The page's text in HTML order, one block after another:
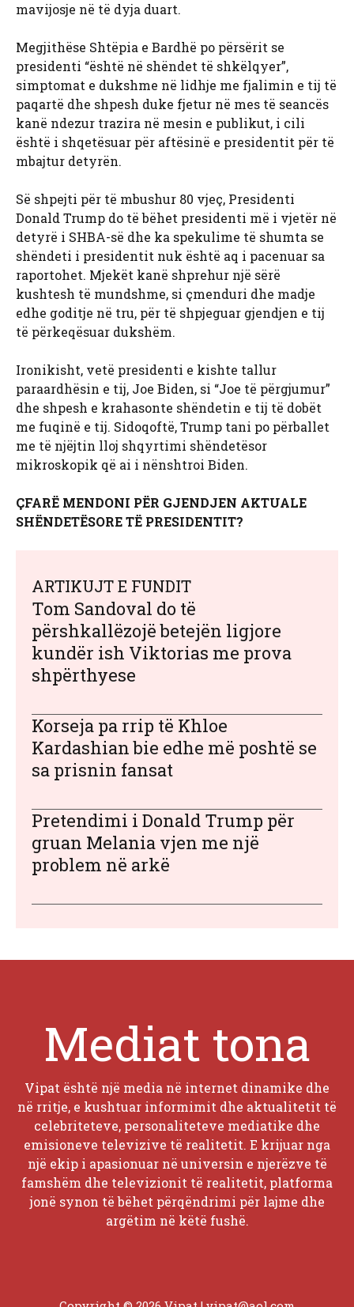
mavijosje në të dyja duart.
Megjithëse Shtëpia e Bardhë po përsërit se
presidenti “është në shëndet të shkëlqyer”,
simptomat e dukshme në lidhje me fjalimin e tij të
paqartë dhe shpesh duke fjetur në mes të seancës
kanë ndezur trazira në mesin e publikut, i cili
është i shqetësuar për aftësinë e presidentit për të
mbajtur detyrën.
Së shpejti për të mbushur 80 vjeç, Presidenti
Donald Trump do të bëhet presidenti më i vjetër në
detyrë i SHBA-së dhe ka spekulime të shumta se
shëndeti i presidentit nuk është aq i pacenuar sa
raportohet. Mjekët kanë shprehur një sërë
kushtesh të mundshme, si çmenduri dhe madje
edhe goditje në tru, për të shpjeguar gjendjen e tij
të përkeqësuar dukshëm.
Ironikisht, vetë presidenti e kishte tallur
paraardhësin e tij, Joe Biden, si “Joe të përgjumur”
dhe shpesh e krahasonte shëndetin e tij të dobët
me fuqinë e tij. Sidoqoftë, Trump tani po përballet
me të njëjtin lloj shqyrtimi shëndetësor
mikroskopik që ai i nënshtroi Biden.
ÇFARË MENDONI PËR GJENDJEN AKTUALE
SHËNDETËSORE TË PRESIDENTIT?
ARTIKUJT E FUNDIT
Tom Sandoval do të
përshkallëzojë betejën ligjore
kundër ish Viktorias me prova
shpërthyese
Korseja pa rrip të Khloe
Kardashian bie edhe më poshtë se
sa prisnin fansat
Pretendimi i Donald Trump për
gruan Melania vjen me një
problem në arkë
Mediat tona
Vipat është një media në internet dinamike dhe
në rritje, e kushtuar informimit dhe aktualitetit të
celebriteteve, personaliteteve mediatike dhe
emisioneve televizive të realitetit. E krijuar nga
një ekip i apasionuar në universin e njerëzve të
famshëm dhe televizionit të realitetit, platforma
jonë synon të bëhet përqëndrimi për lajme dhe
argëtim në këtë fushë.